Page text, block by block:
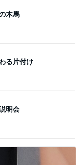
木馬
る片付け
明会